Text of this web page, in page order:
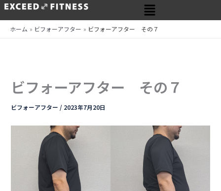
内
メ
ニ
ュ
ー
ホーム ビフォーアフター ビフォーアフター その７
ビフォーアフター その７
ビフォーアフター / 2023年7月20日